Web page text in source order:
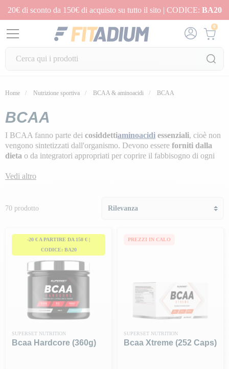
20€ di sconto da 150€ di acquisto su tutto il sito | CODICE: BA20
0
Home Nutrizione sportiva BCAA & aminoacidi BCAA
BCAA
I BCAA fanno parte dei cosiddettiaminoacidi essenziali, cioè non
vengono sintetizzati dall'organismo. Devono essere forniti dalla
dieta o da integratori appropriati per coprire il fabbisogno di ogni
valina)
essenziali per lo sviluppo
muscolare
Vedi altro
70 prodotto
-20 € A PARTIRE DA 150 € |
CODICE: BA20
SUPERSET NUTRITION
Bcaa Hardcore (360g)
PREZZI IN CALO
SUPERSET NUTRITION
Bcaa Xtreme (252 Caps)